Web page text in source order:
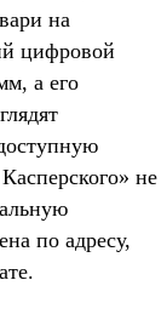
на
цифровой
а его
не
по адресу,